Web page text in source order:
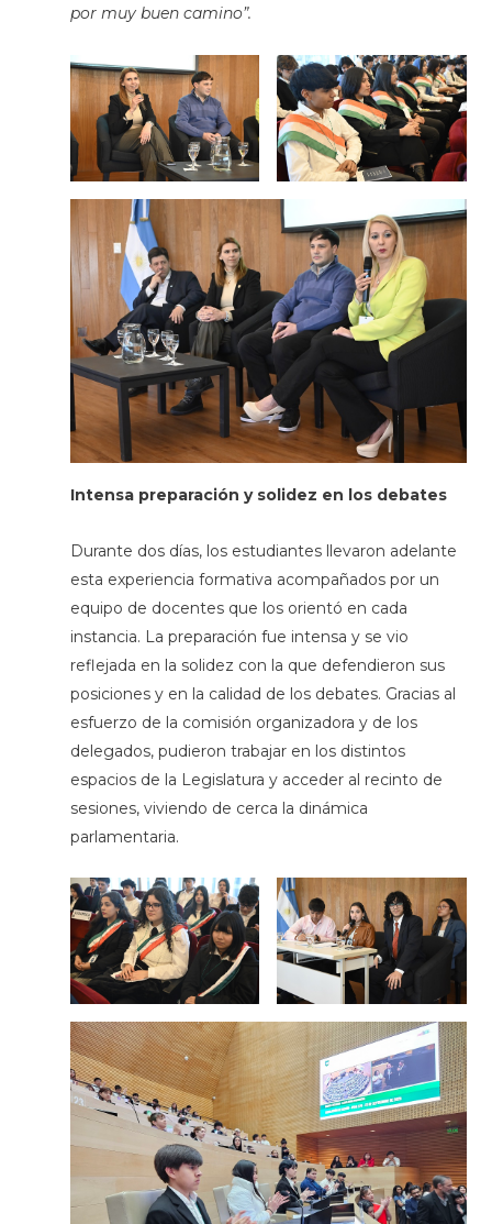
por muy buen camino”.
Intensa preparación y solidez en los debates
Durante dos días, los estudiantes llevaron adelante
esta experiencia formativa acompañados por un
equipo de docentes que los orientó en cada
instancia. La preparación fue intensa y se vio
reflejada en la solidez con la que defendieron sus
posiciones y en la calidad de los debates. Gracias al
esfuerzo de la comisión organizadora y de los
delegados, pudieron trabajar en los distintos
espacios de la Legislatura y acceder al recinto de
sesiones, viviendo de cerca la dinámica
parlamentaria.